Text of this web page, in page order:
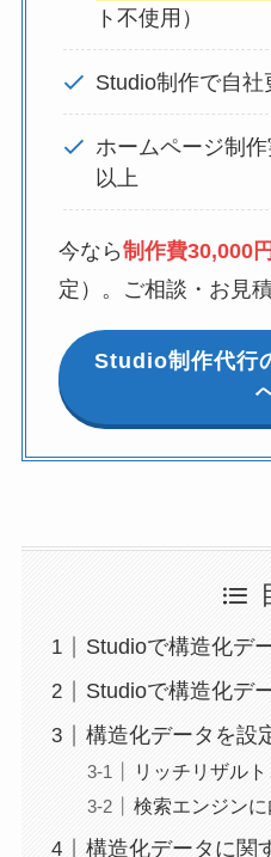
ト不使用）
Studio制作で自
ホームページ制
以上
今なら制作費30,000
定）。ご相談・お見
Studio制作代行
Studioで構造化デ
Studioで構造化デ
構造化データを設
リッチリザル
検索エンジン
構造化データに関